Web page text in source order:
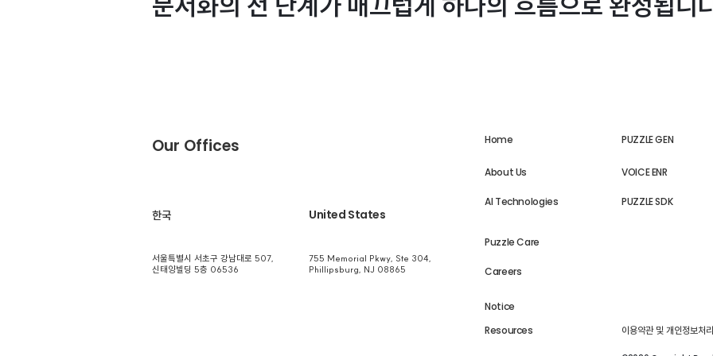
Our Offices
​한국 United States
Home PUZZLE GEN
About Us VOICE ENR
AI Technologies PUZZLE SDK
Puzzle Care
서울특별시 서초구 강남대로 507,
신태양빌딩 5층 06536
755 Memorial Pkwy, Ste 304,
Phillipsburg, NJ 08865
Careers
Notice
Resources
이용약관 및 개인정보처